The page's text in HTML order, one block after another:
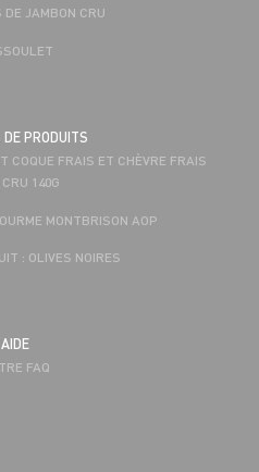
DE JAMBON CRU
PRODUITS
COQUE FRAIS ET CHÈVRE FRAIS
140G
MONTBRISON AOP
: OLIVES NOIRES
AIDE
FAQ